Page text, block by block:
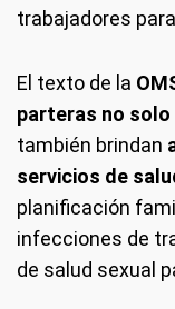
trabajadores
El texto de la
parteras no
también brindan
servicios de
planificación
infecciones de
de salud sexual